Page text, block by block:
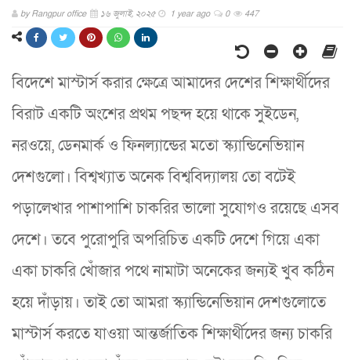
byRangpur office ১৬ জুলাই, ২০২৫ 1 year ago 0 447
বিদেশে মাস্টার্স করার ক্ষেত্রে আমাদের দেশের শিক্ষার্থীদের
বিরাট একটি অংশের প্রথম পছন্দ হয়ে থাকে সুইডেন,
নরওয়ে, ডেনমার্ক ও ফিনল্যান্ডের মতো স্ক্যান্ডিনেভিয়ান
দেশগুলো। বিশ্বখ্যাত অনেক বিশ্ববিদ্যালয় তো বটেই
পড়ালেখার পাশাপাশি চাকরির ভালো সুযোগও রয়েছে এসব
দেশে। তবে পুরোপুরি অপরিচিত একটি দেশে গিয়ে একা
একা চাকরি খোঁজার পথে নামাটা অনেকের জন্যই খুব কঠিন
হয়ে দাঁড়ায়। তাই তো আমরা স্ক্যান্ডিনেভিয়ান দেশগুলোতে
মাস্টার্স করতে যাওয়া আন্তর্জাতিক শিক্ষার্থীদের জন্য চাকরি